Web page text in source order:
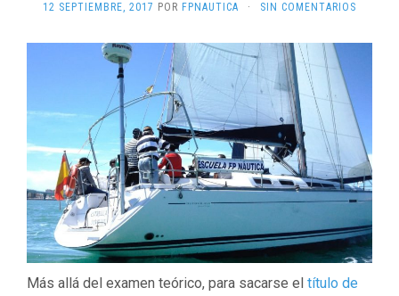
12 SEPTIEMBRE, 2017 POR FPNAUTICA · SIN COMENTARIOS
Más allá del examen teórico, para sacarse el título de